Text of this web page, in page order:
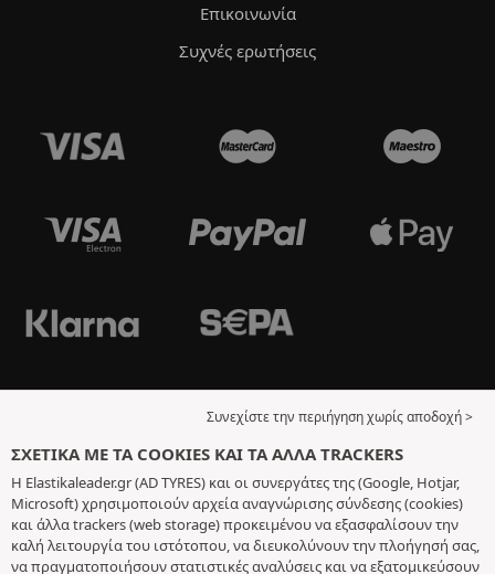
Επικοινωνία
Συχνές ερωτήσεις
Συνεχίστε την περιήγηση χωρίς αποδοχή >
ΣΧΕΤΙΚΆ ΜΕ ΤΑ COOKIES ΚΑΙ ΤΑ ΆΛΛΑ TRACKERS
Η Elastikaleader.gr (AD TYRES) και οι συνεργάτες της (Google, Hotjar,
Microsoft) χρησιμοποιούν αρχεία αναγνώρισης σύνδεσης (cookies)
και άλλα trackers (web storage) προκειμένου να εξασφαλίσουν την
καλή λειτουργία του ιστότοπου, να διευκολύνουν την πλοήγησή σας,
να πραγματοποιήσουν στατιστικές αναλύσεις και να εξατομικεύσουν